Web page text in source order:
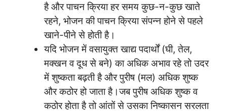
है और पाचन क्रिया हर समय कुछ-न-कुछ खाते
रहने, भोजन की पाचन क्रिया संपन्न होने से पहले
खाने-पीने से होती है।
यदि भोजन में वसायुक्त खाद्य पदार्थों (घी, तेल,
मक्खन व दूध से बने) का अधिक अभाव रहे तो उदर
में शुष्कता बढ़ती है और पुरीष (मल) अधिक शुष्क
और कठोर हो जाता है।जब पुरीष अधिक शुष्क व
कठोर होता है तो आंतों से उसका निष्कासन सरलता